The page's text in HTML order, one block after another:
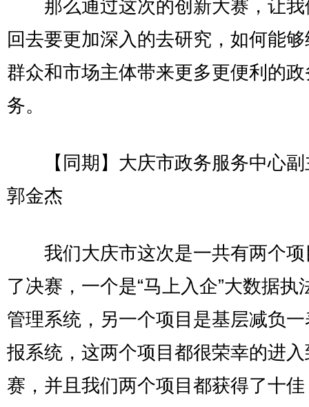
那么通过这次的创新大赛，让我
回去要更加深入的去研究，如何能
群众和市场主体带来更多更便利的
务。
【同期】大庆市政务服务中心副
郭金杰
我们大庆市这次是一共有两个项
了决赛，一个是“马上入企”大数据执
管理系统，另一个项目是基层减负
报系统，这两个项目都很荣幸的进
赛，并且我们两个项目都获得了十